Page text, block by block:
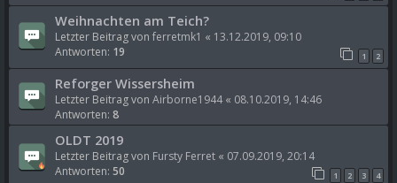
Weihnachten am Teich?
Letzter Beitrag von ferretmk1 « 13.12.2019, 09:10
Antworten: 19 1 2
Reforger Wissersheim
Letzter Beitrag von Airborne1944 « 08.10.2019, 14:46
Antworten: 8
OLDT 2019
Letzter Beitrag von Fursty Ferret « 07.09.2019, 20:14
Antworten: 50 1 2 3 4